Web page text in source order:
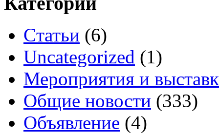
Cтатьи (6)
Uncategorized (1)
Мероприятия и
Общие новости (333)
Объявление (4)